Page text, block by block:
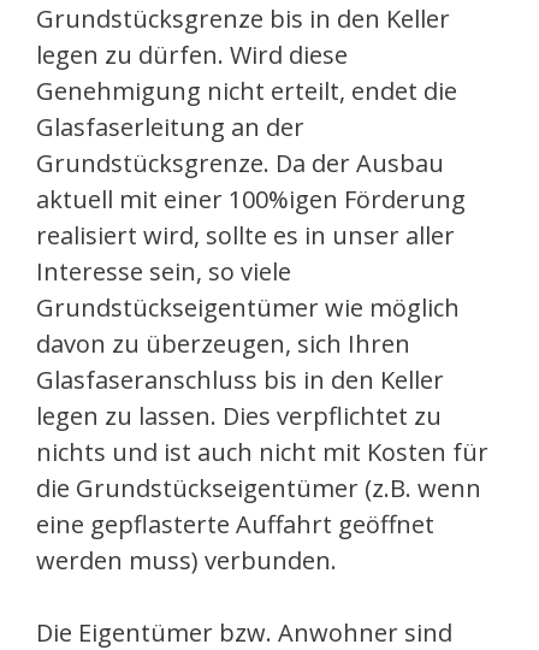
Grundstücksgrenze bis in den Keller
legen zu dürfen. Wird diese
Genehmigung nicht erteilt, endet die
Glasfaserleitung an der
Grundstücksgrenze. Da der Ausbau
aktuell mit einer 100%igen Förderung
realisiert wird, sollte es in unser aller
Interesse sein, so viele
Grundstückseigentümer wie möglich
davon zu überzeugen, sich Ihren
Glasfaseranschluss bis in den Keller
legen zu lassen. Dies verpflichtet zu
nichts und ist auch nicht mit Kosten für
die Grundstückseigentümer (z.B. wenn
eine gepflasterte Auffahrt geöffnet
werden muss) verbunden.
Die Eigentümer bzw. Anwohner sind